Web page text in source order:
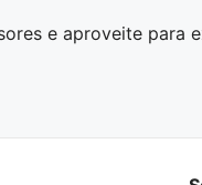
e aproveite para